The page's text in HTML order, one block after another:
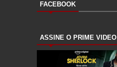
FACEBOOK
ASSINE O PRIME VIDEO